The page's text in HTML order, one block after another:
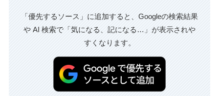
「優先するソース」に追加すると、Googleの検索結果
や AI 検索で「気になる、記になる…」が表示されや
すくなります。